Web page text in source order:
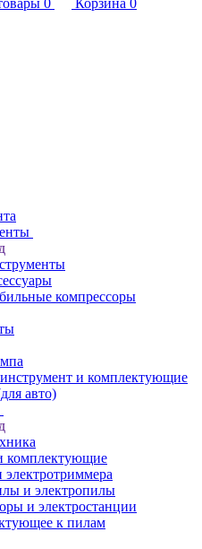
0 Корзина 0
компрессоры
и комплектующие
авто)
комплектующие
электротриммера
и электропилы
и электростанции
к пилам